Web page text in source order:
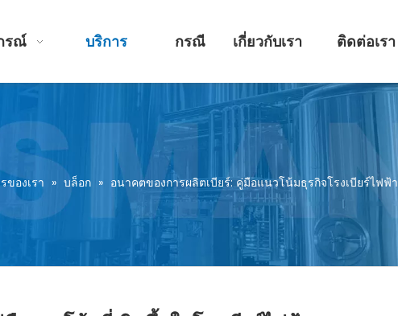
รณ์ บริการ กรณี เกี่ยวกับเรา ติดต่อเรา
ของเรา » บล็อก » อนาคตของการผลิตเบียร์: คู่มือแนวโน้มธุรกิจโรงเบียร์ไฟฟ้า